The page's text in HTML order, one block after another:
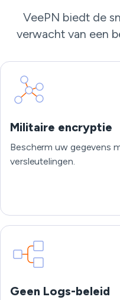
VeePN biedt de
verwacht van een
Militaire encryptie
Bescherm uw gegevens
versleutelingen.
Geen Logs-beleid